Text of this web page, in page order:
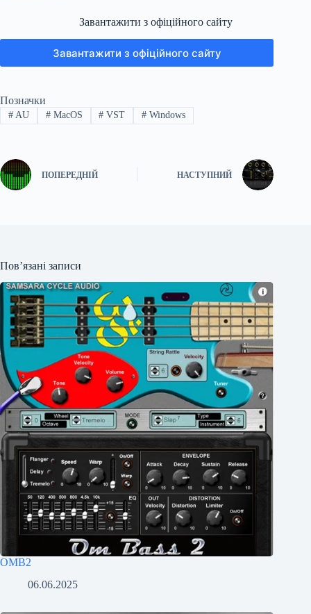
Завантажити з офіційного сайту
Завантажити з офіційного сайту
Позначки
#AU #MacOS # VST # Windows
ПОПЕРЕДНІЙ НАСТУПНИЙ
Пов’язані записи
OMB2
06.06.2025